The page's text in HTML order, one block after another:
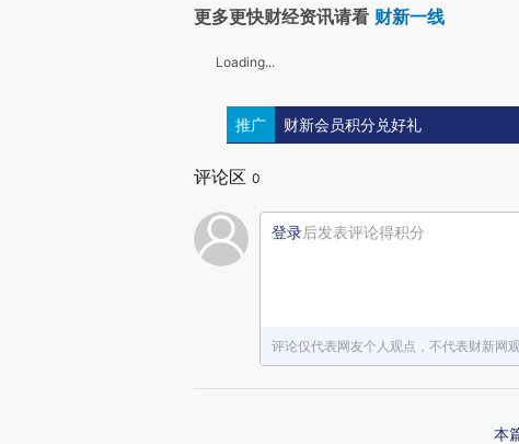
更多更快财经资讯请看 财新一线
Loading...
推广 财新会员积分兑好礼
评论区 0
登录后发表评论得积分
评论仅代表网友个人观点，不代表财新网
本